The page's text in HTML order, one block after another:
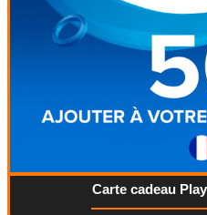
Carte cadeau